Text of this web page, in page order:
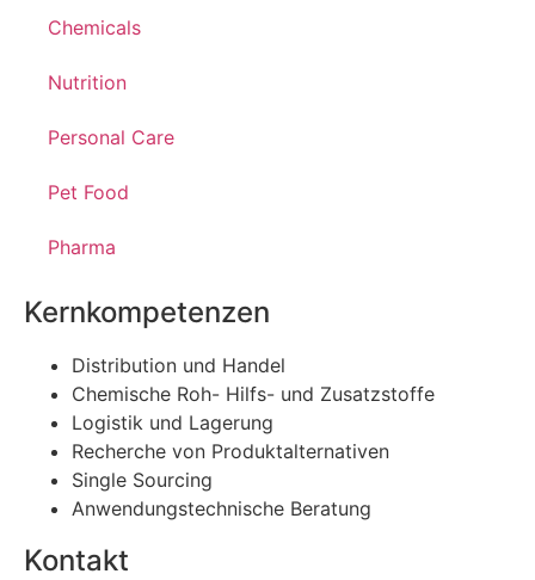
Chemicals
Nutrition
Personal Care
Pet Food
Pharma
Kernkompetenzen
Distribution und Handel
Chemische Roh- Hilfs- und Zusatzstoffe
Logistik und Lagerung
Recherche von Produktalternativen
Single Sourcing
Anwendungstechnische Beratung
Kontakt